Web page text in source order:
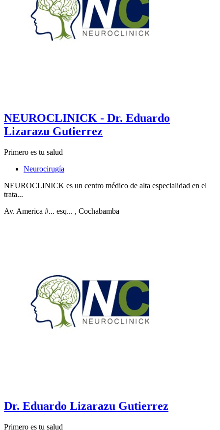
NEUROCLINICK - Dr. Eduardo
Lizarazu Gutierrez
Primero es tu salud
Neurocirugía
NEUROCLINICK es un centro médico de alta especialidad en el
trata...
Av. America #... esq... , Cochabamba
Dr. Eduardo Lizarazu Gutierrez
Primero es tu salud